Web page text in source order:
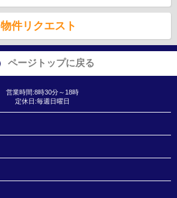
物件リクエスト
ページトップに戻る
営業時間:8時30分～18時
定休日:毎週日曜日